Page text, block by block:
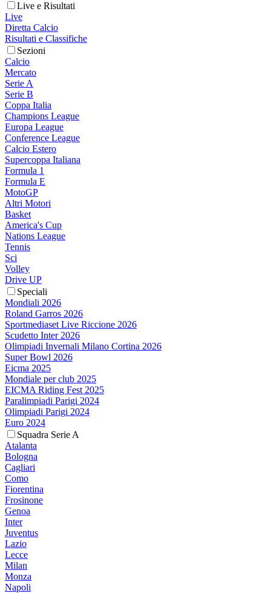
Live e Risultati
Live
Diretta Calcio
Risultati e Classifiche
Sezioni
Calcio
Mercato
Serie A
Serie B
Coppa Italia
Champions League
Europa League
Conference League
Calcio Estero
Supercoppa Italiana
Formula 1
Formula E
MotoGP
Altri Motori
Basket
America's Cup
Nations League
Tennis
Sci
Volley
Drive UP
Speciali
Mondiali 2026
Roland Garros 2026
Sportmediaset Live Riccione 2026
Scudetto Inter 2026
Olimpiadi Invernali Milano Cortina 2026
Super Bowl 2026
Eicma 2025
Mondiale per club 2025
EICMA Riding Fest 2025
Paralimpiadi Parigi 2024
Olimpiadi Parigi 2024
Euro 2024
Squadra Serie A
Atalanta
Bologna
Cagliari
Como
Fiorentina
Frosinone
Genoa
Inter
Juventus
Lazio
Lecce
Milan
Monza
Napoli